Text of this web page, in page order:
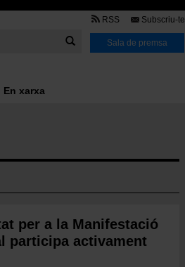
TMB
Link
RSS Subscriu-te
Sala de premsa
En xarxa
per a la Manifestació
participa activament